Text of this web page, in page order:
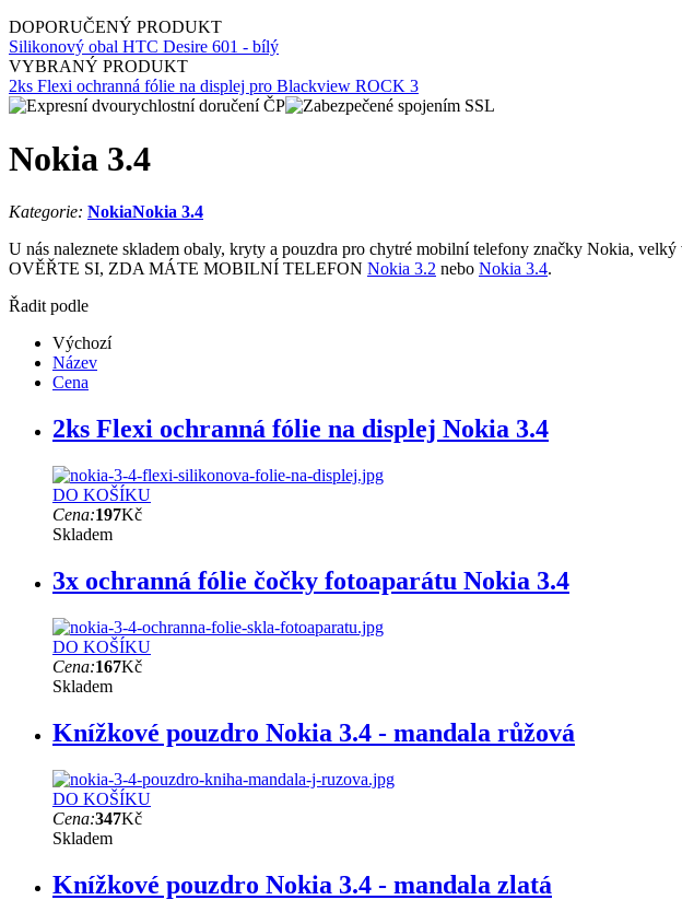
DOPORUČENÝ PRODUKT
Silikonový obal HTC Desire 601 - bílý
VYBRANÝ PRODUKT
2ks Flexi ochranná fólie na displej pro Blackview ROCK 3
Nokia 3.4
Kategorie: NokiaNokia 3.4
U nás naleznete skladem obaly, kryty a pouzdra pro chytré mobilní telefony značky Nokia,
OVĚŘTE SI, ZDA MÁTE MOBILNÍ TELEFON Nokia 3.2 nebo Nokia 3.4.
Řadit podle
Výchozí
Název
Cena
2ks Flexi ochranná fólie na displej Nokia 3.4
DO KOŠÍKU
Cena:197Kč
Skladem
3x ochranná fólie čočky fotoaparátu Nokia 3.4
DO KOŠÍKU
Cena:167Kč
Skladem
Knížkové pouzdro Nokia 3.4 - mandala růžová
DO KOŠÍKU
Cena:347Kč
Skladem
Knížkové pouzdro Nokia 3.4 - mandala zlatá